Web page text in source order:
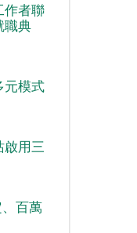
作者聯
職典
元模式
啟用三
百萬